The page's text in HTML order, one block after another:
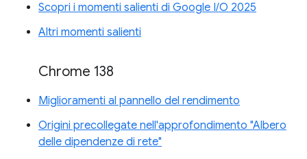
Scopri i momenti salienti di Google I/O 2025
Altri momenti salienti
Chrome 138
Miglioramenti al pannello del rendimento
Origini precollegate nell'approfondimento "Albero
delle dipendenze di rete"